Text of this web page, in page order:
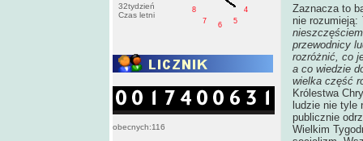
32tydzień
Czas letni
4
5
6
7
8
obecnych:116
Zaznacza to
nie rozumieją:
przewodnicy
rozróżnić, co
a co wiedzie
wielka część
Królestwa
ludzie nie tyle
publicznie
Wielkim